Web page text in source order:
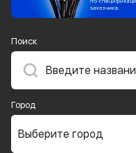
Поиск
Город